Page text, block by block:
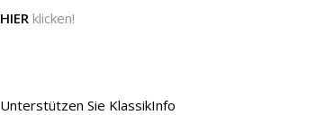
HIER klicken!
Unterstützen Sie KlassikInfo